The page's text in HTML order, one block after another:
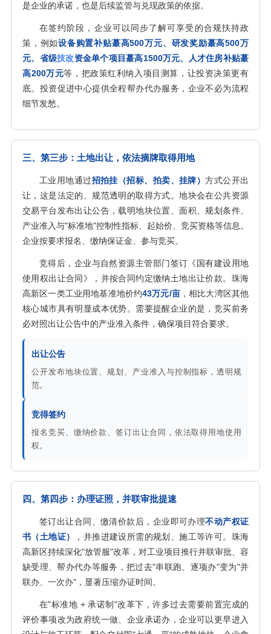
是企业的承诺，也是后续监管与兑现政策的依据。
在签约阶段，企业可以同步了解可享受的合规扶持政
策，例如设备购置补贴蕞高500万元、研发奖励蕞高500万
元、省级技改资金单个项目蕞高1500万元、人才住房补贴蕞
高200万元等，把政策红利纳入项目测算，让投资决策更有
底。投资促进中心提供全程帮办代办服务，企业不必为流程
细节发愁。
三、第三步：土地出让，依法摘牌取得用地
工业用地通过招拍挂（招标、拍卖、挂牌）方式公开出
让，这是法定的、规范透明的取得方式。地块会在公共资源
交易平台发布出让公告，载明地块位置、面积、规划条件、
产业准入与"标准地"控制性指标、起始价、竞买资格等信息。
企业按要求报名、缴纳保证金、参与竞买。
竞得后，企业与自然资源主管部门签订《国有建设用地
使用权出让合同》，并按合同约定缴纳土地出让价款。珠海
高新区一类工业用地基准地价约43万元/亩，相比大湾区其他
核心城市具有明显成本优势。需要提醒企业的是，竞买前务
必对照出让公告中的产业准入条件，确保项目符合要求。
出让公告
公开发布地块位置、规划、产业准入与控制指标，透明规
范。
竞得签约
报名竞买、缴纳价款、签订出让合同，依法取得用地使用
权。
四、第四步：办理证照，并联审批提速
签订出让合同、缴清价款后，企业即可办理不动产权证
书（土地证）
，并推进建设所需的规划、施工等许可。珠海
高新区持续深化"放管服"改革，对工业项目推行并联审批、容
缺受理、帮办代办等服务，把过去"串联跑、逐项办"变为"并
联办、一次办"，显著压缩办证时间。
在"标准地 + 承诺制"改革下，许多过去需要前置完成的
评价事项改为政府统一做、企业承诺办，企业可以更早进入